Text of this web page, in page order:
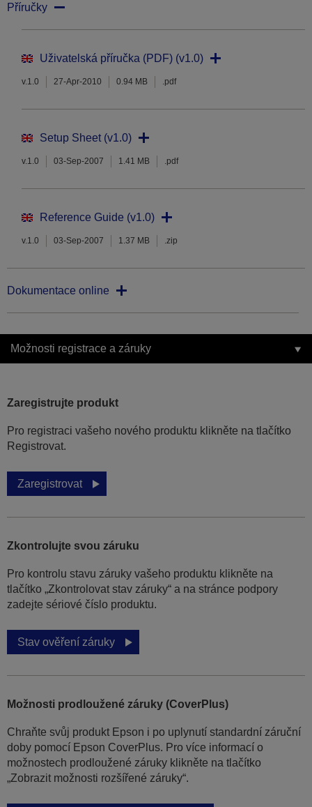
Příručky
Uživatelská příručka (PDF) (v1.0)
v.1.0 27-Apr-2010 0.94 MB .pdf
Setup Sheet (v1.0)
v.1.0 03-Sep-2007 1.41 MB .pdf
Reference Guide (v1.0)
v.1.0 03-Sep-2007 1.37 MB .zip
Dokumentace online
Možnosti registrace a záruky
Zaregistrujte produkt
Pro registraci vašeho nového produktu klikněte na tlačítko
Registrovat.
Zaregistrovat
Zkontrolujte svou záruku
Pro kontrolu stavu záruky vašeho produktu klikněte na
tlačítko „Zkontrolovat stav záruky“ a na stránce podpory
zadejte sériové číslo produktu.
Stav ověření záruky
Možnosti prodloužené záruky (CoverPlus)
Chraňte svůj produkt Epson i po uplynutí standardní záruční
doby pomocí Epson CoverPlus. Pro více informací o
možnostech prodloužené záruky klikněte na tlačítko
„Zobrazit možnosti rozšířené záruky“.